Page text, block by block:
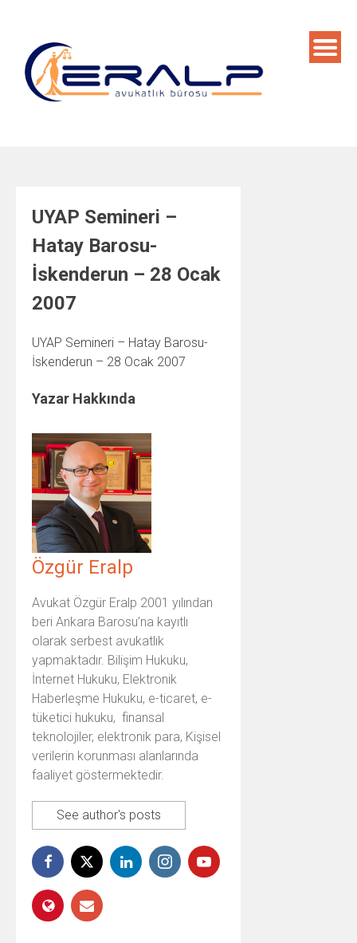
content
UYAP Semineri –
Hatay Barosu-
İskenderun – 28 Ocak
2007
UYAP Semineri – Hatay Barosu-
İskenderun – 28 Ocak 2007
Yazar Hakkında
Özgür Eralp
Avukat Özgür Eralp 2001 yılından
beri Ankara Barosu’na kayıtlı
olarak serbest avukatlık
yapmaktadır. Bilişim Hukuku,
İnternet Hukuku, Elektronik
Haberleşme Hukuku, e-ticaret, e-
tüketici hukuku, finansal
teknolojiler, elektronik para, Kişisel
verilerin korunması alanlarında
faaliyet göstermektedir.
See author's posts